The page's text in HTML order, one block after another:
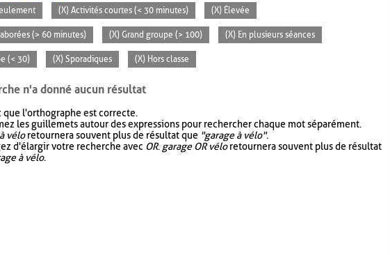
(X) Activités courtes (< 30 minutes) (X) Élevée
(> 60 minutes) (X) Grand groupe (> 100) (X) En plusieurs séances
(< 30) (X) Sporadiques (X) Hors classe
n'a donné aucun résultat
que l'orthographe est correcte.
les guillemets autour des expressions pour rechercher chaque mot séparément.
véloretournera souvent plus de résultat que "garage à vélo".
d'élargir votre recherche avec OR. garage OR véloretournera souvent plus de résultat
à vélo.